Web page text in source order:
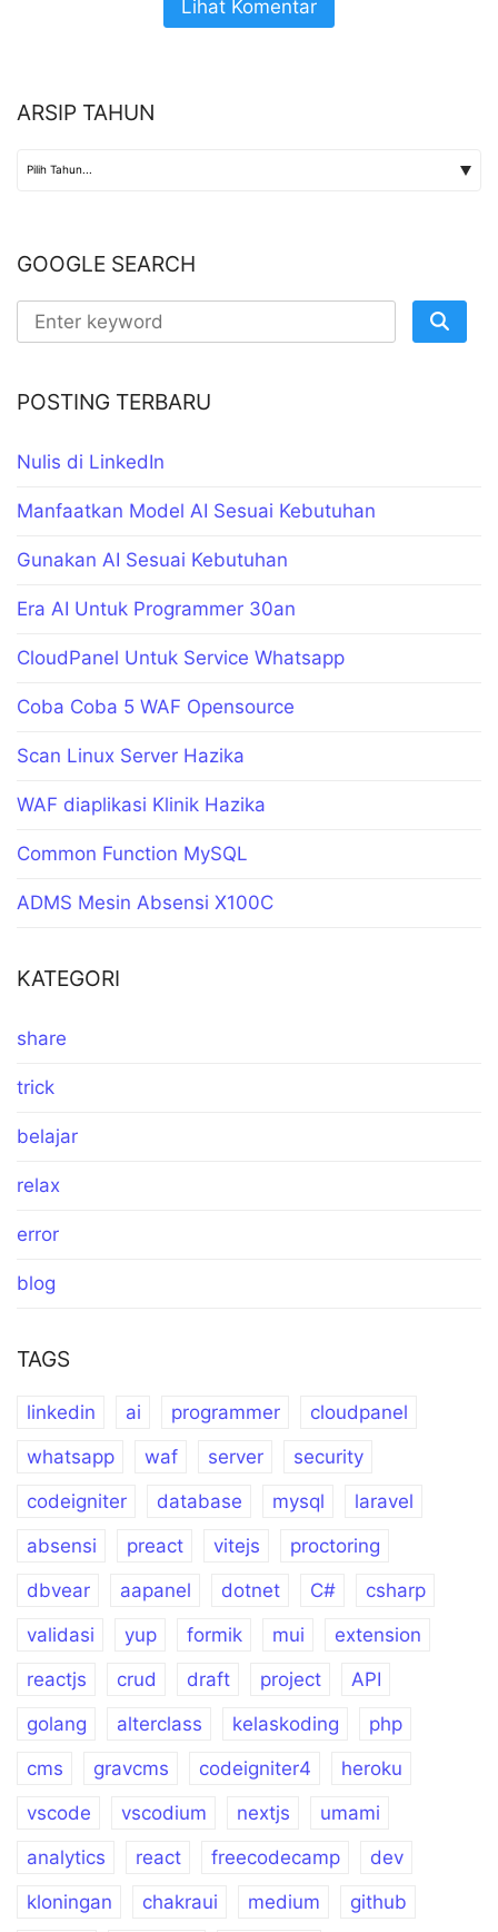
Lihat Komentar
ARSIP TAHUN
GOOGLE SEARCH
POSTING TERBARU
Nulis di LinkedIn
Manfaatkan Model AI Sesuai Kebutuhan
Gunakan AI Sesuai Kebutuhan
Era AI Untuk Programmer 30an
CloudPanel Untuk Service Whatsapp
Coba Coba 5 WAF Opensource
Scan Linux Server Hazika
WAF diaplikasi Klinik Hazika
Common Function MySQL
ADMS Mesin Absensi X100C
KATEGORI
share
trick
belajar
relax
error
blog
TAGS
linkedin ai programmer
cloudpanel
whatsapp
waf server
security
codeigniter
database mysql
laravel
absensi
preact vitejs
proctoring
dbvear
aapanel dotnet C#
csharp
validasi
yup formik mui
extension
reactjs
crud draft project
API
golang
alterclass kelaskoding
php
cms
gravcms codeigniter4
heroku
vscode
vscodium nextjs
umami
analytics
react freecodecamp
dev
kloningan
chakraui medium
github